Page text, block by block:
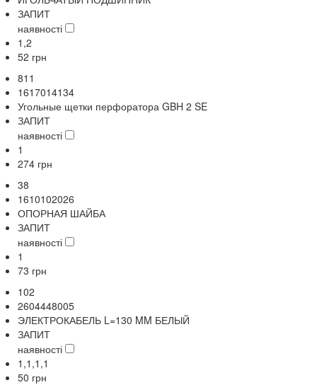
ЗАПИТ
наявності
1,2
52 грн
811
1617014134
Угольные щетки перфоратора GBH 2 SE
ЗАПИТ
наявності
1
274 грн
38
1610102026
ОПОРНАЯ ШАЙБА
ЗАПИТ
наявності
1
73 грн
102
2604448005
ЭЛЕКТРОКАБЕЛЬ L=130 MM БЕЛЫЙ
ЗАПИТ
наявності
1,1,1,1
50 грн